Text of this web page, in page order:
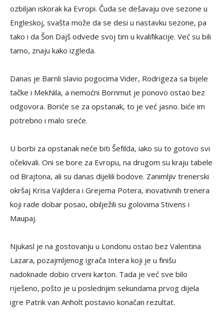
ozbiljan iskorak ka Evropi. Čuda se dešavaju ove sezone u
Engleskoj, svašta može da se desi u nastavku sezone, pa
tako i da Šon Dajš odvede svoj tim u kvalifikacije. Već su bili
tamo, znaju kako izgleda.
Danas je Barnli slavio pogocima Vider, Rodrigeza sa bijele
tačke i MekNila, a nemoćni Bornmut je ponovo ostao bez
odgovora. Boriće se za opstanak, to je već jasno. biće im
potrebno i malo sreće.
U borbi za opstanak neće biti Šefilda, iako su to gotovo svi
očekivali. Oni se bore za Evropu, na drugom su kraju tabele
od Brajtona, ali su danas dijelili bodove. Zanimljiv trenerski
okršaj Krisa Vajldera i Grejema Potera, inovativnih trenera
koji rade dobar posao, obilježili su golovima Stivens i
Maupaj.
Njukasl je na gostovanju u Londonu ostao bez Valentina
Lazara, pozajmljenog igrača Intera koji je u finišu
nadoknade dobio crveni karton. Tada je već sve bilo
riješeno, pošto je u poslednjim sekundama prvog dijela
igre Patrik van Anholt postavio konačan rezultat.